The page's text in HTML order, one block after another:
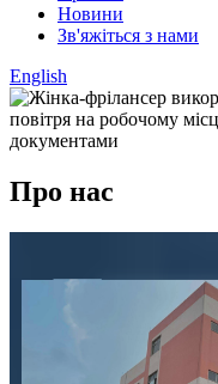
Новини
Зв'яжіться з нами
English
Про нас